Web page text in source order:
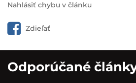
Nahlásiť chybu v článku
Zdieľať
Odporúčané